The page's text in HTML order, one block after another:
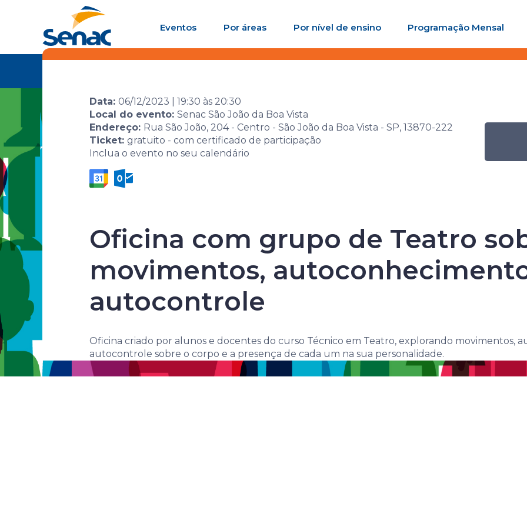
Eventos Por áreas Por nível de ensino Programação Mensal
Semana Senac de Inclusão
Diversidade - Povos
Corporeidade
Data: 06/12/2023 19:30 às 20:30
Local do evento: Senac São João da Boa Vista
Endereço: Rua São João, 204 - Centro - São João da Boa Vista - SP, 13870-222
Ticket: gratuito - com certificado de participação
Inclua o evento no seu calendário
Oficina com grupo de Teatro
movimentos,
autocontrole
Oficina criado por alunos e docentes do curso Técnico em Teatro, explorando movimentos,
autocontrole sobre o corpo e a presença de cada um na sua personalidade.